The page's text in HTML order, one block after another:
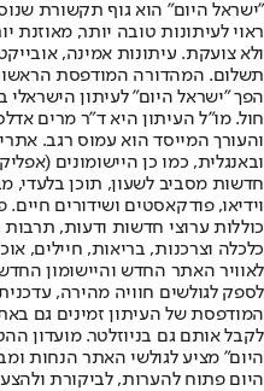
"ישראל היום" הוא גוף תקשורת
ראוי לעיתונות טובה יותר, מאוזנת
ולא צועקת. עיתונות אמינה,
הפך "ישראל היום" לעיתון
חול. מו"ל העיתון היא ד"ר מרים
והעורך המייסד הוא עמוס רגב.
חדשות מסביב לשעון, תוכן בלעדי,
וידיאו, פודקאסטים ושידורים
כוללות ערוצי חדשות ודעות, תרבות
לאוויר האתר החדש והיישומון
לספק לגולשים חוויה מהירה,
המודפסת של העיתון זמינים גם
לקבל אותם גם בניוזלטר. מועדון
היום" מציע לגולשי האתר הנחות
היום פתוח להערות, לביקורת